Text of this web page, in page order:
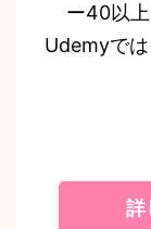
ー40以
Udemyで
詳